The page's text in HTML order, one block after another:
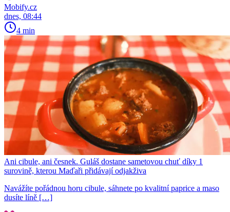
Mobify.cz
dnes, 08:44
4 min
Ani cibule, ani česnek. Guláš dostane sametovou chuť díky 1
surovině, kterou Maďaři přidávají odjakživa
Navážíte pořádnou horu cibule, sáhnete po kvalitní paprice a maso
dusíte líně […]